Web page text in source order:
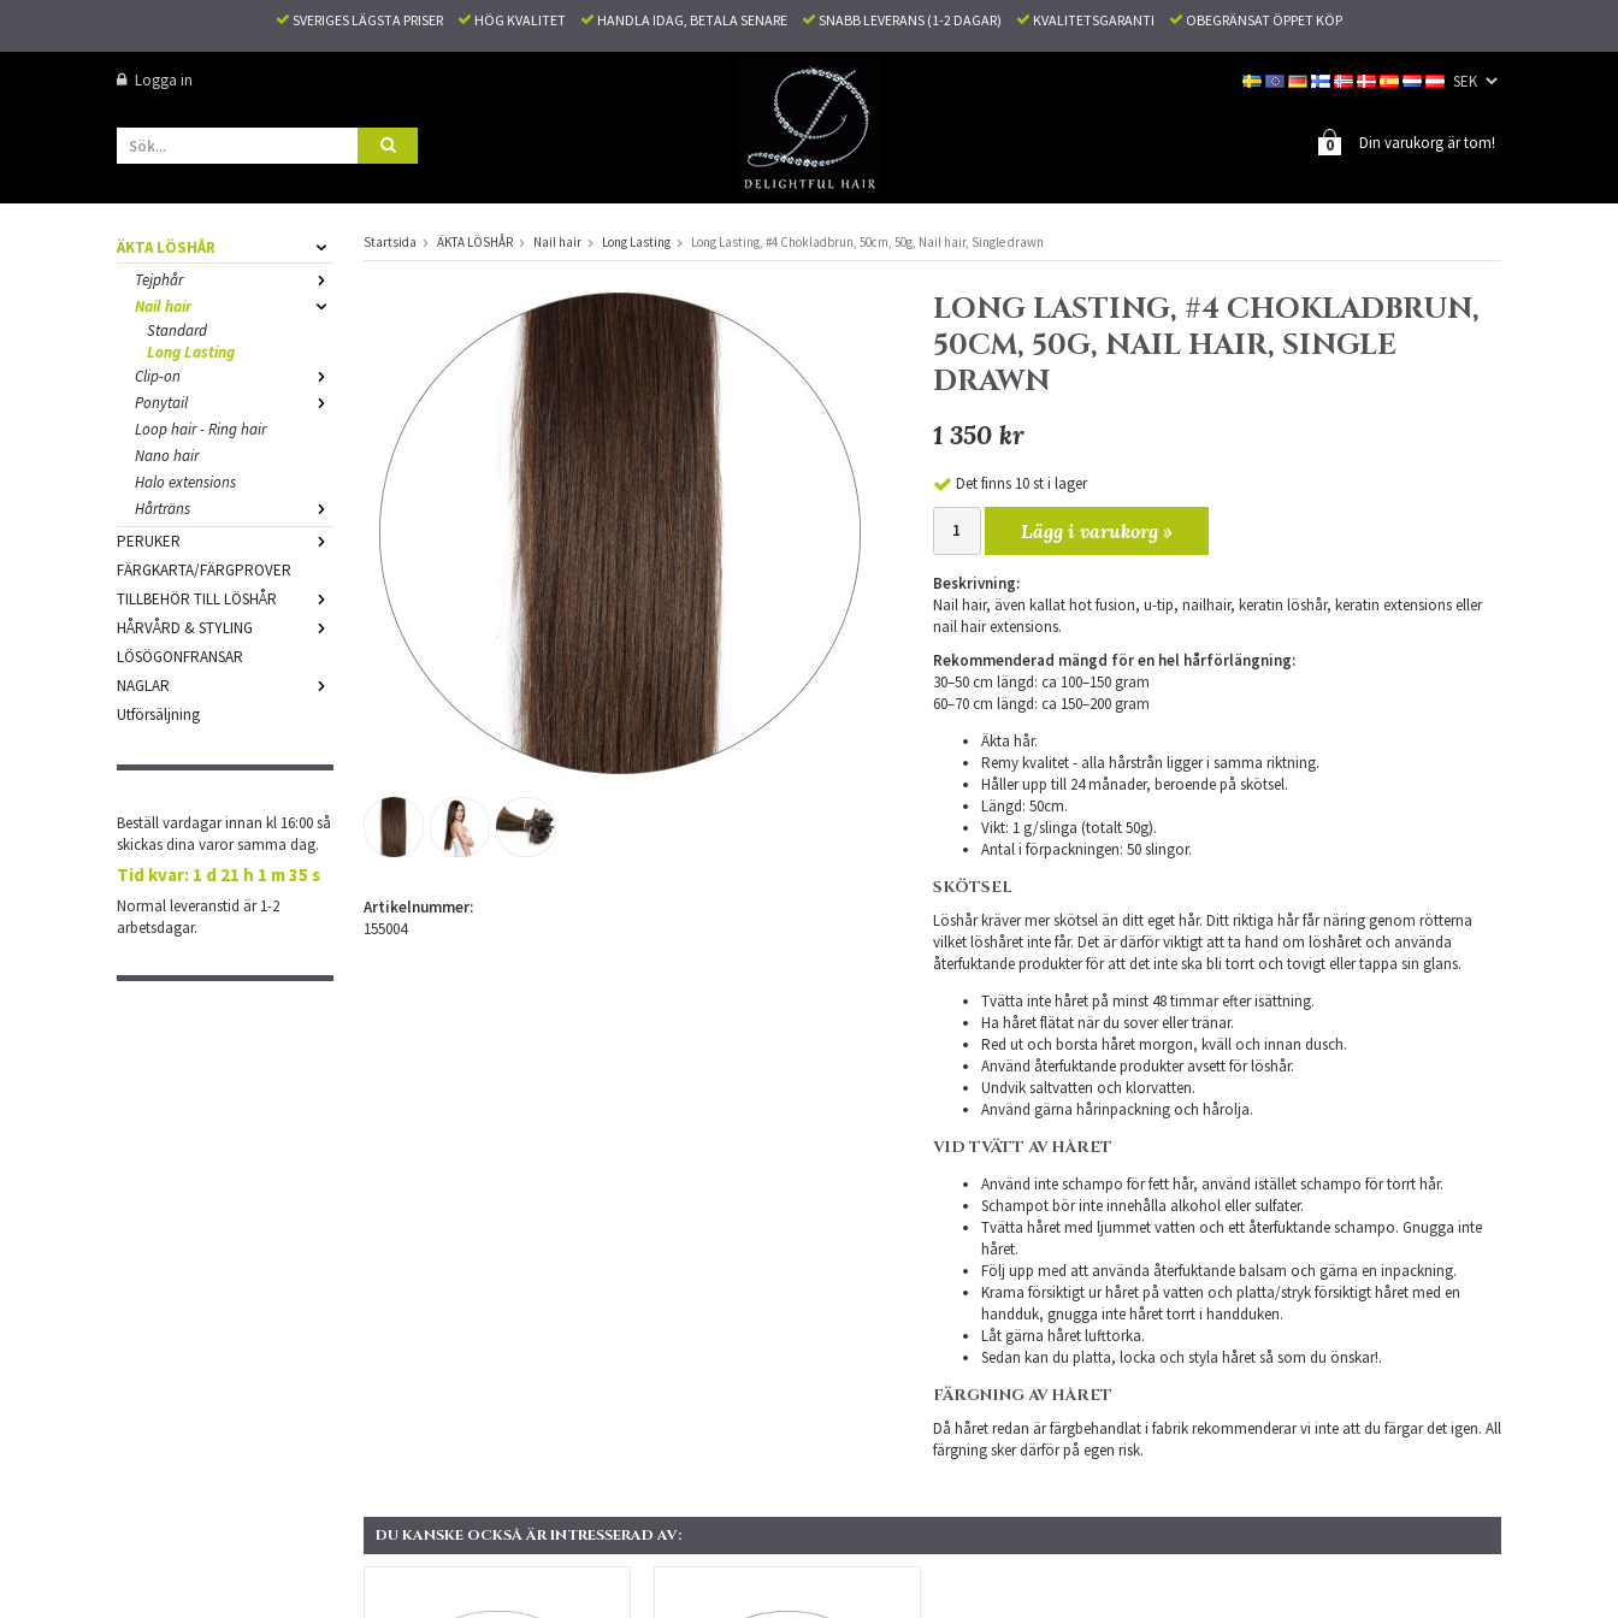
SVERIGES LÄGSTA PRISER HÖG KVALITET HANDLA IDAG, BETALA SENARE SNABB LEVERANS (1-2 DAGAR) KVALITETSGARANTI OBEGRÄNSAT ÖPPET KÖP
Logga in
Din varukorg är tom!
0
ÄKTA LÖSHÅR
Tejphår
Nail hair
Standard
Long Lasting
Clip-on
Ponytail
Loop hair - Ring hair
Nano hair
Halo extensions
Hårträns
PERUKER
FÄRGKARTA/FÄRGPROVER
TILLBEHÖR TILL LÖSHÅR
HÅRVÅRD & STYLING
LÖSÖGONFRANSAR
NAGLAR
Utförsäljning
Beställ vardagar innan kl 16:00 så
skickas dina varor samma dag.
Tid kvar: 1 d 21 h 1 m 35 s
Normal leveranstid är 1-2
arbetsdagar.
Startsida ÄKTA LÖSHÅR Nail hair Long Lasting Long Lasting, #4 Chokladbrun, 50cm, 50g, Nail hair, Single drawn
LONG LASTING, #4 CHOKLADBRUN,
50CM, 50G, NAIL HAIR, SINGLE
DRAWN
1 350 kr
Det finns 10 st i lager
Lägg i varukorg »
Beskrivning:
Nail hair, även kallat hot fusion, u-tip, nailhair, keratin löshår, keratin extensions eller
nail hair extensions.
Rekommenderad mängd för en hel hårförlängning:
30–50 cm längd: ca 100–150 gram
​60–70 cm längd: ca 150–200 gram
Äkta hår.
Remy kvalitet - alla hårstrån ligger i samma riktning.
Håller upp till 24 månader, beroende på skötsel.
Längd: 50cm.
Vikt: 1 g/slinga (totalt 50g).
Antal i förpackningen: 50 slingor.
SKÖTSEL
Löshår kräver mer skötsel än ditt eget hår. Ditt riktiga hår får näring genom rötterna
vilket löshåret inte får. Det är därför viktigt att ta hand om löshåret och använda
återfuktande produkter för att det inte ska bli torrt och tovigt eller tappa sin glans.
Tvätta inte håret på minst 48 timmar efter isättning.
Ha håret flätat när du sover eller tränar.
Red ut och borsta håret morgon, kväll och innan dusch.
Använd återfuktande produkter avsett för löshår.
Undvik saltvatten och klorvatten.
Använd gärna hårinpackning och hårolja.
VID TVÄTT AV HÅRET
Använd inte schampo för fett hår, använd istället schampo för torrt hår.
Schampot bör inte innehålla alkohol eller sulfater.
Tvätta håret med ljummet vatten och ett återfuktande schampo. Gnugga inte
håret.
Följ upp med att använda återfuktande balsam och gärna en inpackning.
Krama försiktigt ur håret på vatten och platta/stryk försiktigt håret med en
handduk, gnugga inte håret torrt i handduken.
Låt gärna håret lufttorka.
Sedan kan du platta, locka och styla håret så som du önskar!.
FÄRGNING AV HÅRET
Då håret redan är färgbehandlat i fabrik rekommenderar vi inte att du färgar det igen. All
färgning sker därför på egen risk.
Artikelnummer:
155004
DU KANSKE OCKSÅ ÄR INTRESSERAD AV: